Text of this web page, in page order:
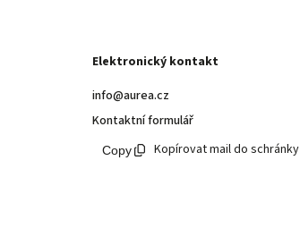
Elektronický kontakt
info@aurea.cz
Kontaktní formulář
Kopírovat mail do schránky